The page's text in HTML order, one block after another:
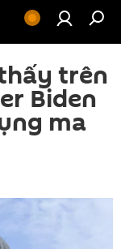
trên
Biden
ma